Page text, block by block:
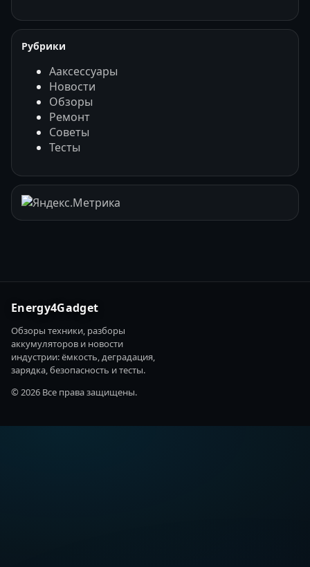
Рубрики
Ааксессуары
Новости
Обзоры
Ремонт
Советы
Тесты
Energy4Gadget
Обзоры техники, разборы
аккумуляторов и новости
индустрии: ёмкость, деградация,
зарядка, безопасность и тесты.
© 2026 Все права защищены.